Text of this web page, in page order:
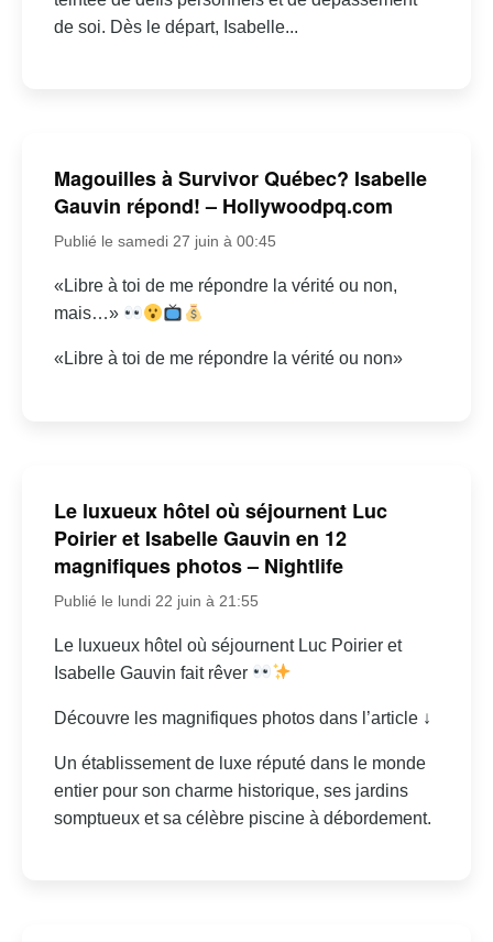
de soi. Dès le départ, Isabelle...
Magouilles à Survivor Québec? Isabelle
Gauvin répond! – Hollywoodpq.com
Publié le samedi 27 juin à 00:45
«Libre à toi de me répondre la vérité ou non,
mais…»
«Libre à toi de me répondre la vérité ou non»
Le luxueux hôtel où séjournent Luc
Poirier et Isabelle Gauvin en 12
magnifiques photos – Nightlife
Publié le lundi 22 juin à 21:55
Le luxueux hôtel où séjournent Luc Poirier et
Isabelle Gauvin fait rêver
Découvre les magnifiques photos dans l’article ↓
Un établissement de luxe réputé dans le monde
entier pour son charme historique, ses jardins
somptueux et sa célèbre piscine à débordement.